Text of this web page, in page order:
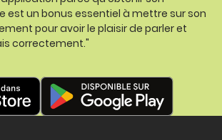
est un bonus essentiel à mettre sur son
pour avoir le plaisir de parler et
correctement."